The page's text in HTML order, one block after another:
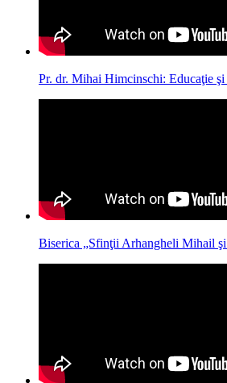
Pr. dr. Mihai Himcinschi: Educaţie şi
Biserica „Sfinţii Arhangheli Mihail